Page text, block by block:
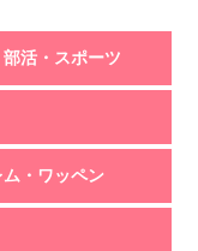
活・スポーツ
・ワッペン